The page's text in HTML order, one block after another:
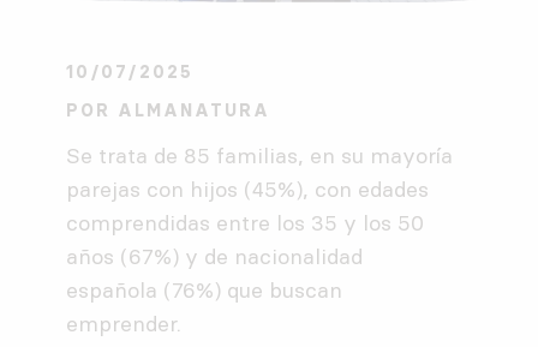
10/07/2025
POR ALMANATURA
Se trata de 85 familias, en su mayoría
parejas con hijos (45%), con edades
comprendidas entre los 35 y los 50
años (67%) y de nacionalidad
española (76%) que buscan
emprender.